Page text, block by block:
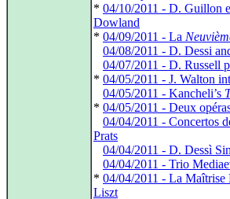
* 04/10/2011 - D. Guillon
Dowland
* 04/09/2011 - La
04/08/2011 - D. Dessi
04/07/2011 - D. Russell
* 04/05/2011 - J. Walton
04/05/2011 - Kancheli’s
* 04/05/2011 - Deux
04/04/2011 - Concertos
Prats
04/04/2011 - D. Dessì
04/04/2011 - Trio
* 04/04/2011 - La Maîtrise
Liszt